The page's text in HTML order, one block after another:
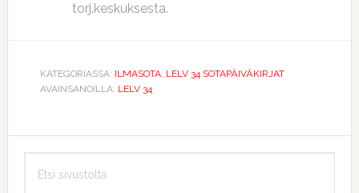
torj.keskuksesta.
KATEGORIASSA: ILMASOTA, LELV 34 SOTAPÄIVÄKIRJAT
AVAINSANOILLA: LELV 34
Ensisijainen
sivupalkki
sivustolta